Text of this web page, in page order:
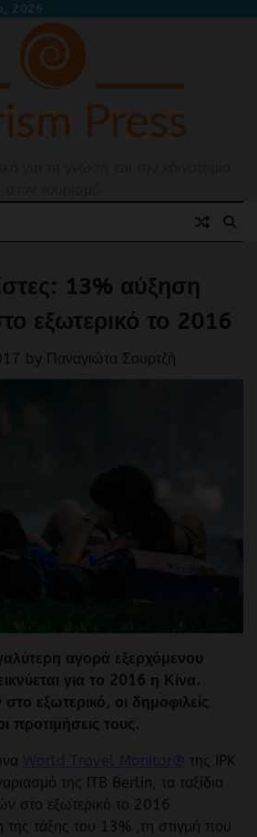
2026
13% αύξηση
εξωτερικό το 2016
by Παναγιώτα Σουρτζή
αγορά εξερχόμενου
για το 2016 η Κίνα.
εξωτερικό, οι δημοφιλείς
προτιμήσεις τους.
της IPK
της ITB Berlin, τα ταξίδια
στο εξωτερικό το 2016
τάξης του 13% ,τη στιγμή που